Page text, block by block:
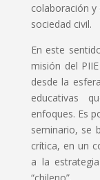
colaboración y
sociedad civil.
En este
misión del
desde la
educativas
enfoques. Es
seminario, se
crítica, en un
a la
“chileno”.